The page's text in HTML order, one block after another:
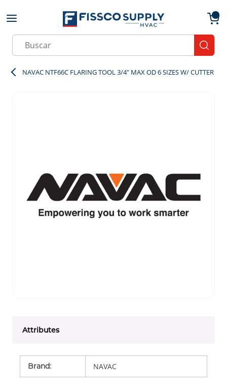
Skip to main content
Site Search
NAVAC NTF66C FLARING TOOL 3/4" MAX OD 6 SIZES W/ CUTTER
Attributes
Brand: NAVAC